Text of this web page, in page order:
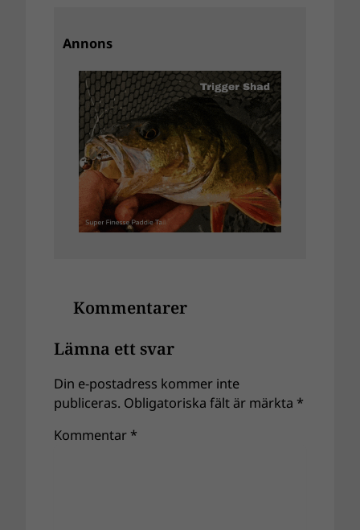
Annons
Kommentarer
Lämna ett svar
Din e-postadress kommer inte
publiceras. Obligatoriska fält är märkta *
Kommentar *